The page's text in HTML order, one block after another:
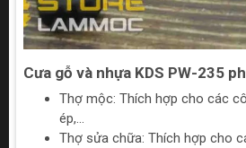
Cưa gỗ và nhựa KDS PW-235
Thợ mộc: Thích hợp cho các
ép,...
Thợ sửa chữa: Thích hợp cho